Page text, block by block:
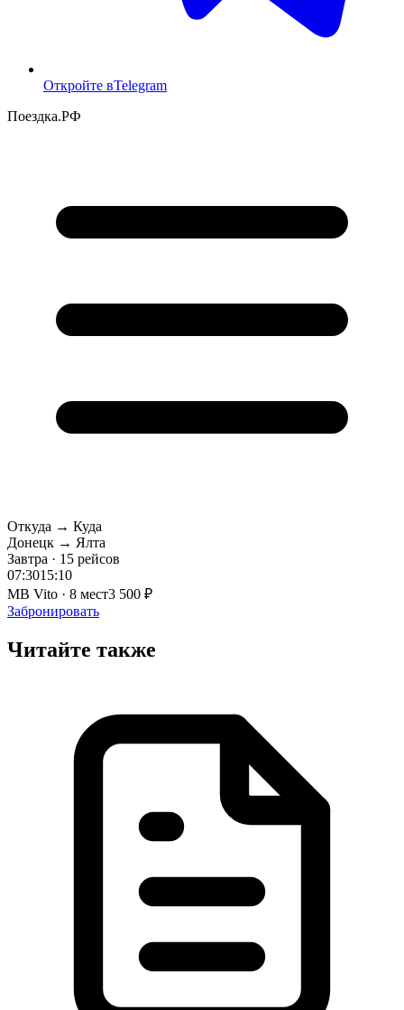
Откройте вTelegram
Поездка.РФ
Откуда → Куда
Донецк → Ялта
Завтра · 15 рейсов
07:3015:10
MB Vito · 8 мест3 500 ₽
Забронировать
Читайте также